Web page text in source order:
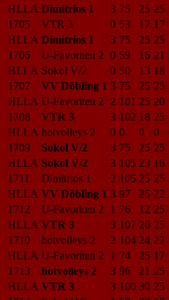
HLLA Dimitrios 1 3 75 25 25
1705
VTR 3 0 53 17 17
HLLA Dimitrios 1 3 75 25 25
1706
U-Favoriten 2 0 59 16 21
HLLA Sokol V/2 0 50 13 18
1707
VV Döbling 1 3 75 25 25
HLLA U-Favoriten 2 2 101 25 20
1708
VTR 3 3 102 18 25
HLLA hotvolleys 2 0 0 0 0
1709
Sokol V/2 3 75 25 25
HLLA Sokol V/2 3 105 23 16
1711
Dimitrios 1 2 105 25 25
HLLA VV Döbling 1 3 97 25 22
1712
U-Favoriten 2 1 76 12 25
HLLA VTR 3 3 107 26 25
1710
hotvolleys 2 2 104 24 22
HLLA U-Favoriten 2 1 74 25 17
1713
hotvolleys 2 3 96 21 25
HLLA VTR 3 3 100 30 25